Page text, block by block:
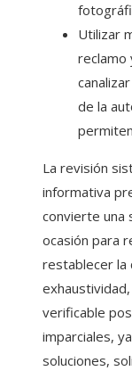
Utilizar
reclamo
de la
La revisión
informativa
convierte una
ocasión para
restablecer la
verificable
imparciales,
soluciones,